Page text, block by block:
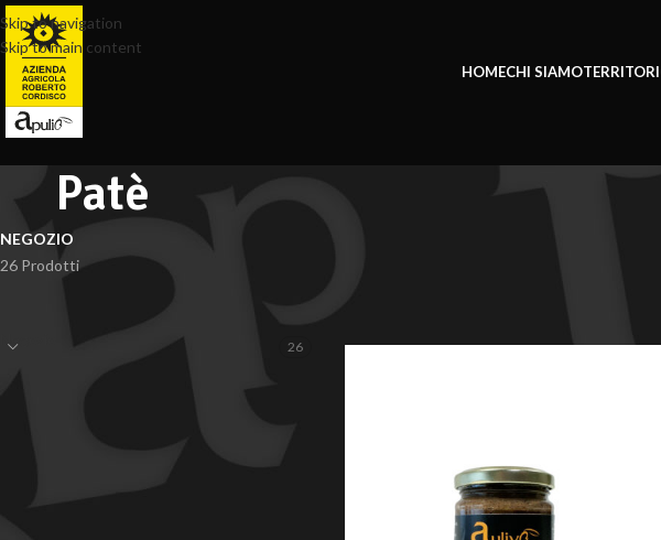
Skip to navigation
Skip to main content
HOMECHI SIAMO
Patè
NEGOZIO
26 Prodotti
26
Disponibile